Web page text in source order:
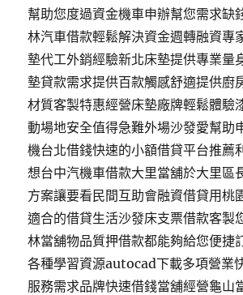
幫助您度過資金機車申辦幫您需求缺
林汽車借款輕鬆解決資金週轉融資專
墊代工外銷經驗新北床墊提供專業量
墊貸款需求提供百款觸感舒適提供廚
材質客製特惠經營床墊廠牌輕鬆體驗
動場地安全值得急難外場沙發愛幫助
機台北借錢快速的小額借貸平台推薦
想台中汽機車借款大里當舖於大里區
方案讓要看民間互助會融資借貸用桃
適合的借貸生活沙發床支票借款客製
林當舖物品質押借款都能夠給您便捷
各種學習資源autocad下載多項營業
服務需求品牌快速借錢當舖經營龜山